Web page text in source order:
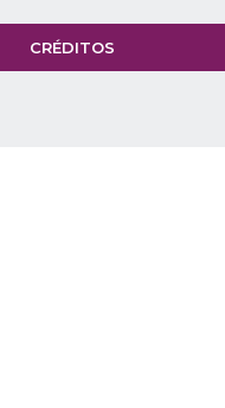
CRÉDITOS